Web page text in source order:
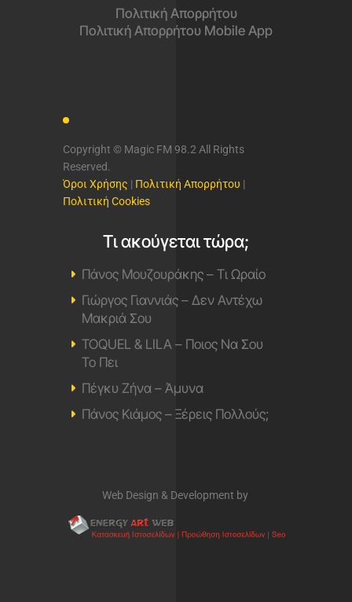
Πολιτική Απορρήτου
Πολιτική Απορρήτου Mobile App
Copyright © Magic FM 98.2 All Rights
Reserved.
Όροι Χρήσης | Πολιτική Απορρήτου |
Πολιτική Cookies
Τι ακούγεται τώρα;
Πάνος Μουζουράκης – Τι Ωραίο
Γιώργος Γιαννιάς – Δεν Αντέχω
Μακριά Σου
TOQUEL & LILA – Ποιος Να Σου
Το Πει
Πέγκυ Ζήνα – Άμυνα
Πάνος Κιάμος – Ξέρεις Πολλούς;
Web Design & Development by